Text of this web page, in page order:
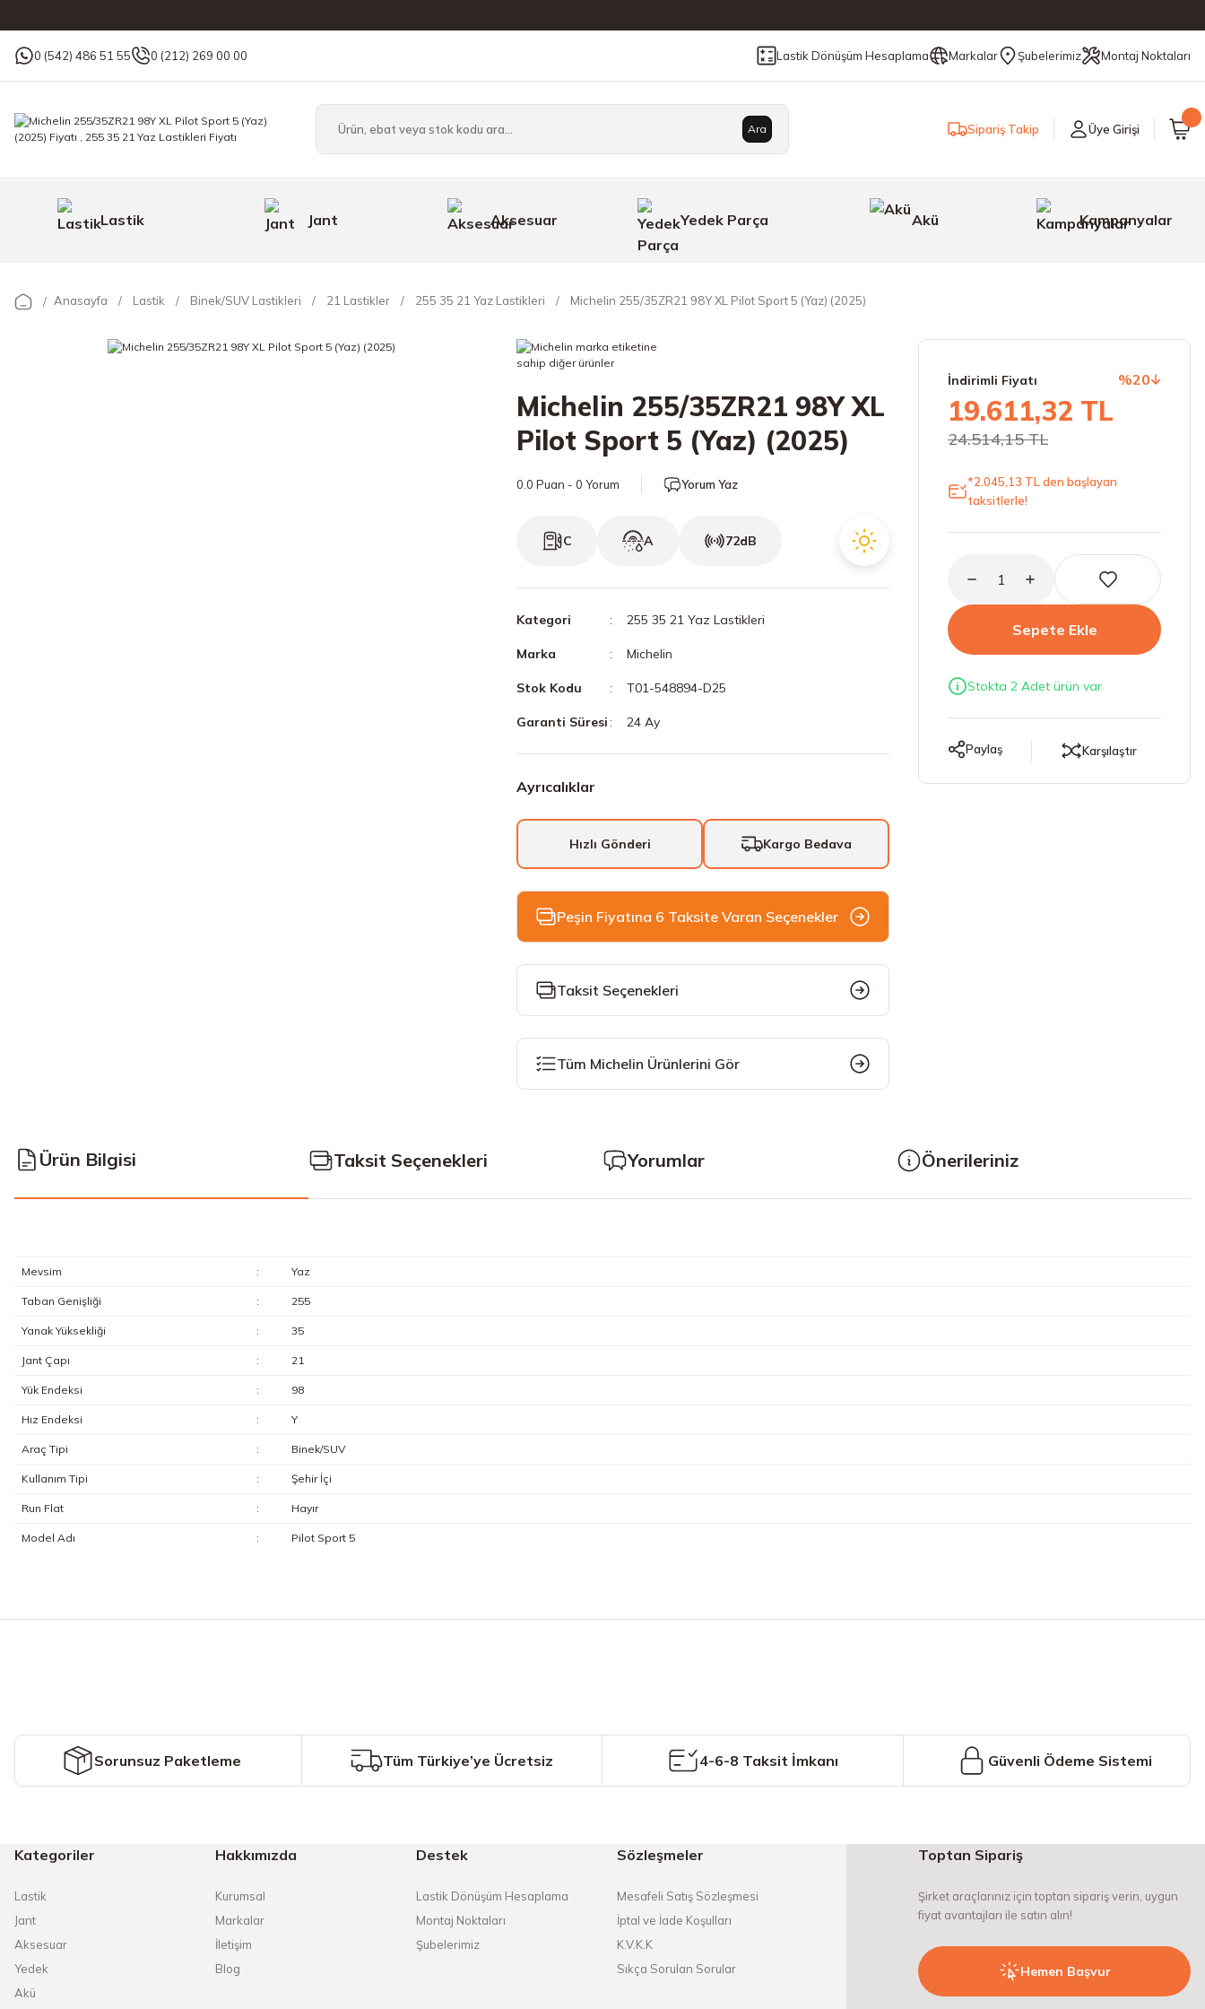
0 (542) 486 51 55 0 (212) 269 00 00 Lastik Dönüşüm Hesaplama Markalar Şubelerimiz Montaj Noktaları
Ara Sipariş Takip Üye Girişi
Lastik Jant Aksesuar Yedek Parça Akü Kampanyalar
Anasayfa Lastik Binek/SUV Lastikleri 21 Lastikler 255 35 21 Yaz Lastikleri Michelin 255/35ZR21 98Y XL Pilot Sport 5 (Yaz) (2025)
Michelin 255/35ZR21 98Y XL
Pilot Sport 5 (Yaz) (2025)
0.0 Puan - 0 Yorum Yorum Yaz
C A 72dB
Kategori 255 35 21 Yaz Lastikleri
Marka Michelin
Stok Kodu T01-548894-D25
Garanti Süresi 24 Ay
Ayrıcalıklar
Hızlı Gönderi Kargo Bedava
Peşin Fiyatına 6 Taksite Varan Seçenekler
Taksit Seçenekleri
Tüm Michelin Ürünlerini Gör
İndirimli Fiyatı %20
19.611,32 TL
24.514,15 TL
*2.045,13 TL den başlayan
taksitlerle!
Sepete Ekle
Stokta 2 Adet ürün var
Paylaş Karşılaştır
Ürün Bilgisi Taksit Seçenekleri Yorumlar Önerileriniz
Mevsim : Yaz
Taban Genişliği : 255
Yanak Yüksekliği : 35
Jant Çapı : 21
Yük Endeksi : 98
Hız Endeksi : Y
Araç Tipi : Binek/SUV
Kullanım Tipi : Şehir İçi
Run Flat : Hayır
Model Adı : Pilot Sport 5
Ürün fiyatı diğer sitelerden daha pahalı.
Bu ürüne benzer farklı alternatifler olmalı.
Sorunsuz Paketleme Tüm Türkiye’ye Ücretsiz 4-6-8 Taksit İmkanı Güvenli Ödeme Sistemi
Kategoriler
Lastik
Jant
Aksesuar
Yedek
Akü
Hakkımızda
Kurumsal
Markalar
İletişim
Blog
Destek
Lastik Dönüşüm Hesaplama
Montaj Noktaları
Şubelerimiz
Sözleşmeler
Mesafeli Satış Sözleşmesi
İptal ve İade Koşulları
K.V.K.K
Sıkça Sorulan Sorular
Toptan Sipariş
Şirket araçlarınız için toptan sipariş verin, uygun
fiyat avantajları ile satın alın!
Hemen Başvur